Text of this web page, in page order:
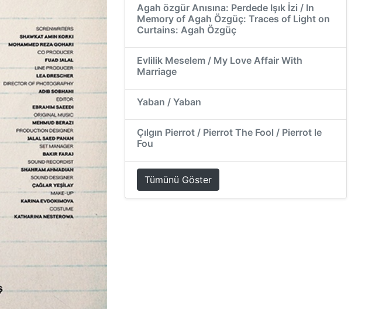
Agah özgür Anısına: Perdede Işık İzi / In
Memory of Agah Özgüç: Traces of Light on
Curtains: Agah Özgüç
Evlilik Meselem / My Love Affair With
Marriage
Yaban / Yaban
Çılgın Pierrot / Pierrot The Fool / Pierrot le
Fou
Tümünü Göster